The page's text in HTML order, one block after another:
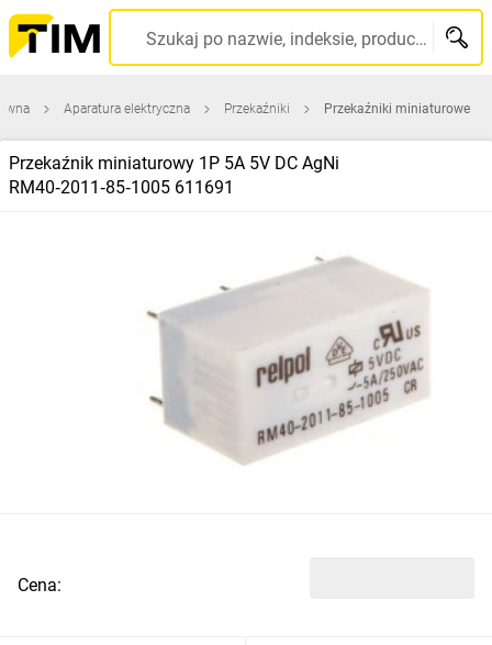
Szukaj po nazwie, indeksie, producencie, kodzie kreskowym...
Aparatura elektryczna Przekaźniki Przekaźniki miniaturowe
Przekaźnik miniaturowy 1P 5A 5V DC AgNi
RM40‑2011‑85‑1005 611691
Cena: